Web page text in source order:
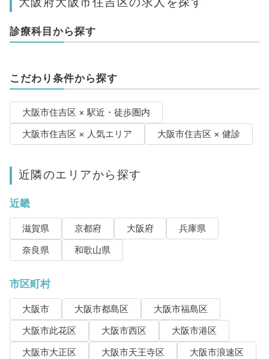
診療科目から探す
こだわり条件から探す
大阪市住吉区 × 駅近・徒歩圏内
大阪市住吉区 × 人気エリア
大阪市住吉区 × 健診
近隣のエリアから探す
近畿
滋賀県 京都府 大阪府
兵庫県
奈良県
和歌山県
市区町村
大阪市 大阪市都島区
大阪市福島区
大阪市此花区
大阪市西区
大阪市港区
大阪市大正区
大阪市天王寺区
大阪市浪速区